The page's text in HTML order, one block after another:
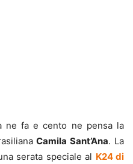
ne fa e cento ne pensa la
Camila Sant’Ana. La
serata speciale al K24 di